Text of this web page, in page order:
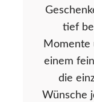
tief
Momente
einem
die
Wünsche